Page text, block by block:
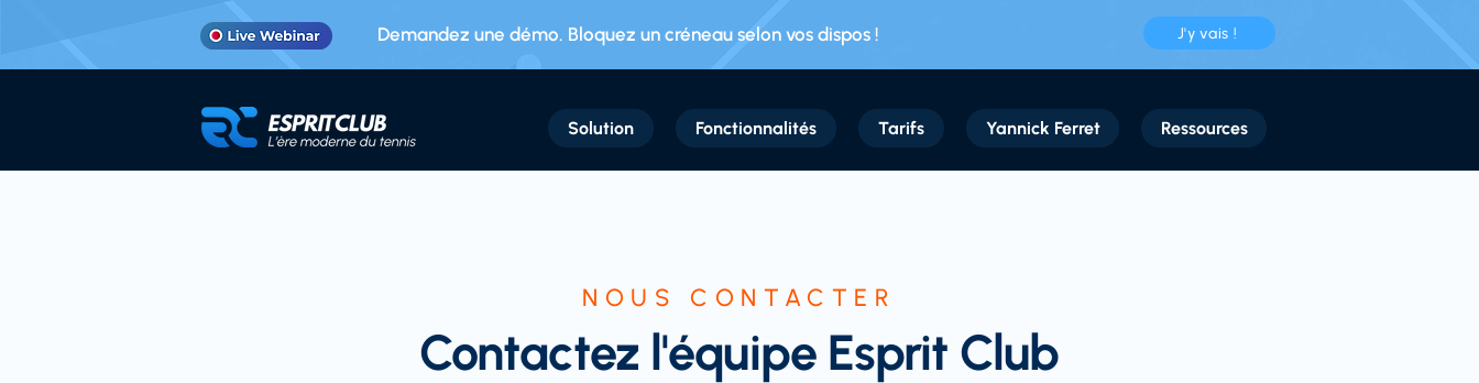
Demandez une démo. Bloquez un créneau selon vos dispos ! J'y vais !
Solution Fonctionnalités Tarifs Yannick Ferret Ressources
NOUS CONTACTER
Contactez l'équipe Esprit Club